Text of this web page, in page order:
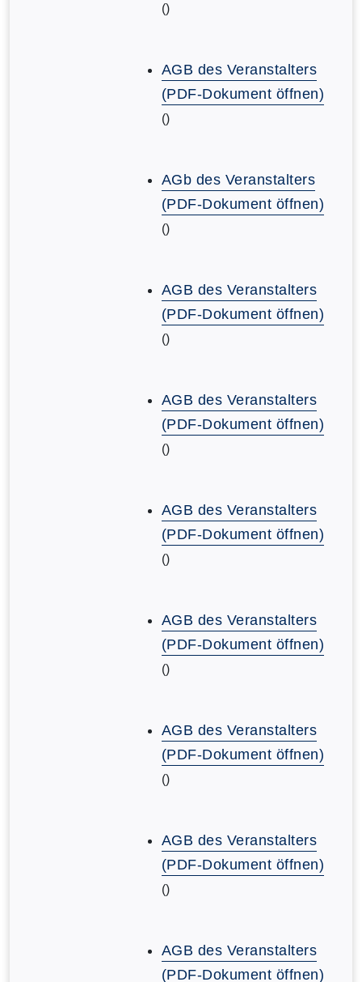
()
AGB des Veranstalters
(PDF-Dokument öffnen)
()
AGb des Veranstalters
(PDF-Dokument öffnen)
()
AGB des Veranstalters
(PDF-Dokument öffnen)
()
AGB des Veranstalters
(PDF-Dokument öffnen)
()
AGB des Veranstalters
(PDF-Dokument öffnen)
()
AGB des Veranstalters
(PDF-Dokument öffnen)
()
AGB des Veranstalters
(PDF-Dokument öffnen)
()
AGB des Veranstalters
(PDF-Dokument öffnen)
()
AGB des Veranstalters
(PDF-Dokument öffnen)